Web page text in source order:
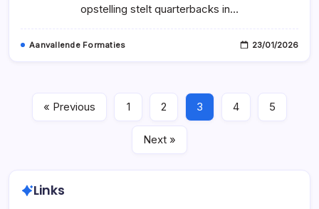
opstelling stelt quarterbacks in…
Aanvallende Formaties 23/01/2026
« Previous 1 2 3 4 5
Next »
Links